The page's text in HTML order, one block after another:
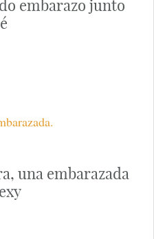
embarazo junto
una embarazada